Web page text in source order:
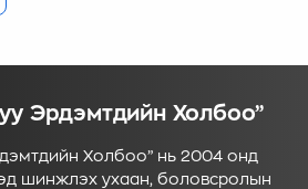
Эрдэмтдийн Холбоо”
Холбоо” нь 2004 онд
шинжлэх ухаан, боловсролын